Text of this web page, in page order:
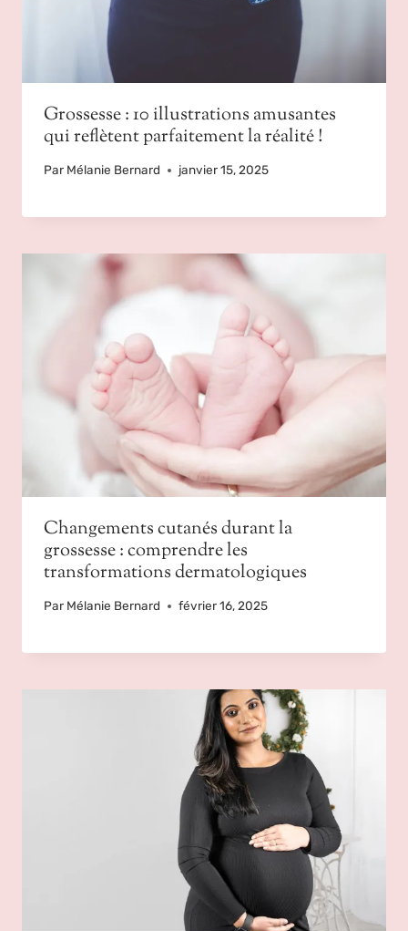
Grossesse : 10 illustrations amusantes
qui reflètent parfaitement la réalité !
Par Mélanie Bernard janvier 15, 2025
Changements cutanés durant la
grossesse : comprendre les
transformations dermatologiques
Par Mélanie Bernard février 16, 2025